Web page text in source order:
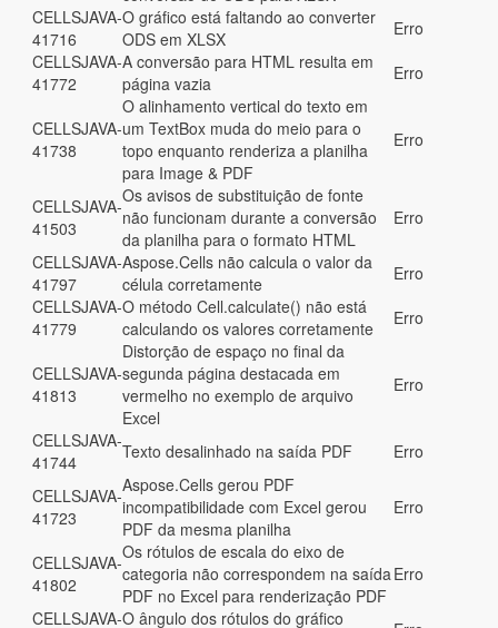
CELLSJAVA-
41716
O gráfico está faltando ao converter
ODS em XLSX
Erro
CELLSJAVA-
41772
A conversão para HTML resulta em
página vazia
Erro
CELLSJAVA-
41738
O alinhamento vertical do texto em
um TextBox muda do meio para o
topo enquanto renderiza a planilha
para Image & PDF
Erro
CELLSJAVA-
41503
Os avisos de substituição de fonte
não funcionam durante a conversão
da planilha para o formato HTML
Erro
CELLSJAVA-
41797
Aspose.Cells não calcula o valor da
célula corretamente
Erro
CELLSJAVA-
41779
O método Cell.calculate() não está
calculando os valores corretamente
Erro
CELLSJAVA-
41813
Distorção de espaço no final da
segunda página destacada em
vermelho no exemplo de arquivo
Excel
Erro
CELLSJAVA-
41744
Texto desalinhado na saída PDF
Erro
CELLSJAVA-
41723
Aspose.Cells gerou PDF
incompatibilidade com Excel gerou
PDF da mesma planilha
Erro
CELLSJAVA-
41802
Os rótulos de escala do eixo de
categoria não correspondem na saída
PDF no Excel para renderização PDF
Erro
CELLSJAVA-O ângulo dos rótulos do gráfico